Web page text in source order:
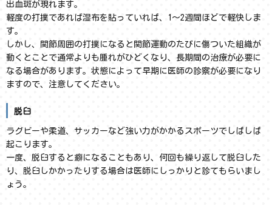
出血斑が現れます。
軽度の打撲であれば湿布を貼っていれば、1～2週間ほどで軽快しま
す。
しかし、関節周囲の打撲になると関節運動のたびに傷ついた組織が
動くとことで通常よりも腫れがひどくなり、長期間の治療が必要に
なる場合があります。状態によって早期に医師の診察が必要になり
ますので、注意してください。
脱臼
ラグビーや柔道、サッカーなど強い力がかかるスポーツでしばしば
起こります。
一度、脱臼すると癖になることもあり、何回も繰り返して脱臼した
り、脱臼しかかったりする場合は医師にしっかりと診てもらいまし
ょう。